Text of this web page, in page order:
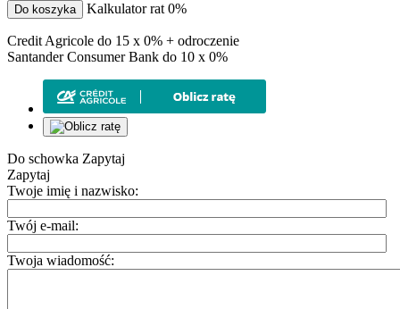
Do koszyka Kalkulator rat 0%
Credit Agricole do 15 x 0% + odroczenie
Santander Consumer Bank do 10 x 0%
Do schowka Zapytaj
Zapytaj
Twoje imię i nazwisko:
Twój e-mail:
Twoja wiadomość: